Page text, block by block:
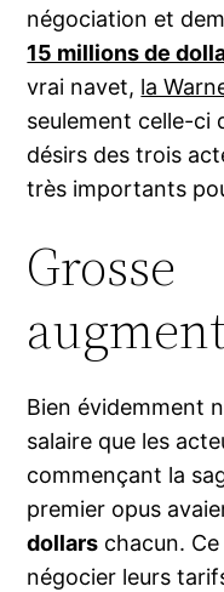
négociation et
15 millions de
vrai navet, la
seulement celle-ci
désirs des trois
très importants
Grosse
Bien évidemment
salaire que les
commençant la
premier opus
dollars chacun.
négocier leurs